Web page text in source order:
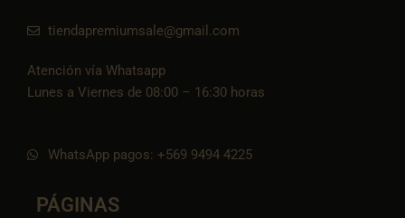
tiendapremiumsale@gmail.com
Atención vía Whatsapp
Lunes a Viernes de 08:00 – 16:30 horas
WhatsApp pagos: +569 9494 4225
PÁGINAS